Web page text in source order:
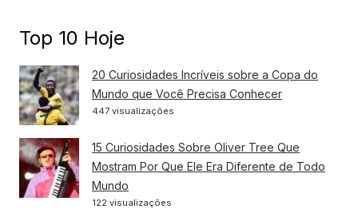
Top 10 Hoje
20 Curiosidades Incríveis sobre a Copa do
Mundo que Você Precisa Conhecer
447 visualizações
15 Curiosidades Sobre Oliver Tree Que
Mostram Por Que Ele Era Diferente de Todo
Mundo
122 visualizações